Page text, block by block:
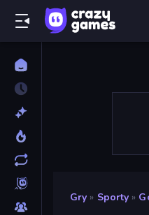
Gry » Sporty »